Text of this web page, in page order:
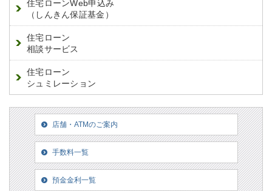
住宅ローンWeb申込み
（しんきん保証基金）
住宅ローン
相談サービス
住宅ローン
シュミレーション
店舗・ATMのご案内
手数料一覧
預金金利一覧